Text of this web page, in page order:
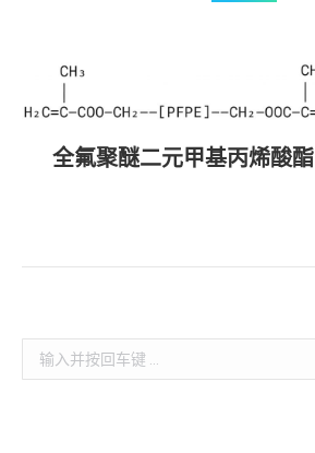
全氟聚醚二元甲基丙烯酸酯
Search: